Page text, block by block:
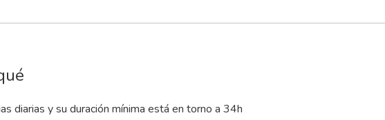
diarias y su duración mínima está en torno a 34h